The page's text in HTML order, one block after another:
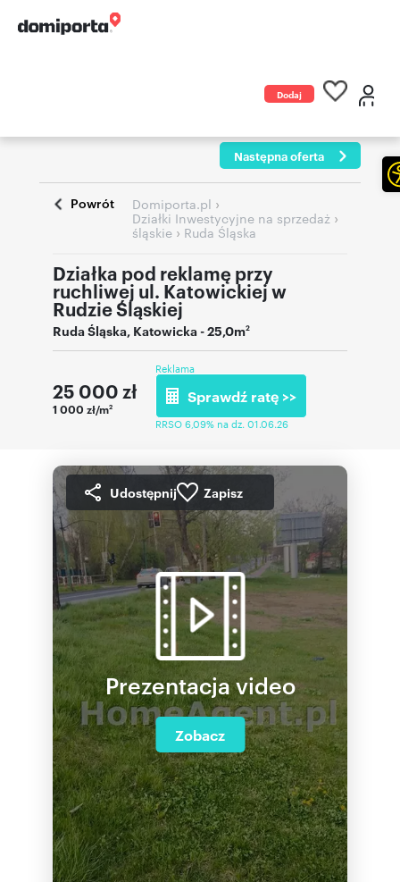
Dodaj
Następna oferta
Powrót Domiporta.pl ›
Działki Inwestycyjne na sprzedaż ›
śląskie › Ruda Śląska
Działka pod reklamę przy
ruchliwej ul. Katowickiej w
Rudzie Śląskiej
Ruda Śląska, Katowicka- 25,0m2
25 000 zł
1 000 zł/m2
Reklama
Sprawdź ratę >>
RRSO 6,09% na dz. 01.06.26
Udostępnij Zapisz
Prezentacja video
Zobacz